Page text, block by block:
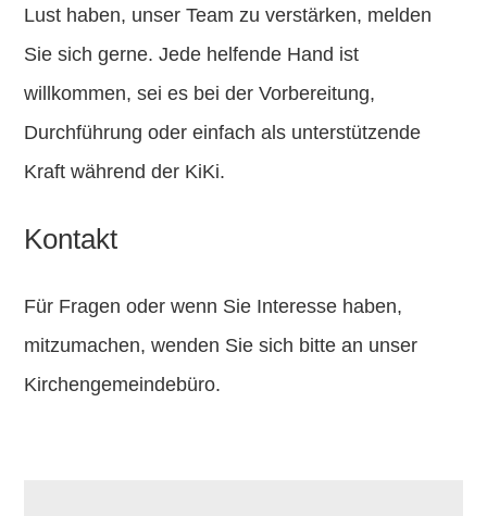
Lust haben, unser Team zu verstärken, melden
Sie sich gerne. Jede helfende Hand ist
willkommen, sei es bei der Vorbereitung,
Durchführung oder einfach als unterstützende
Kraft während der KiKi.
Kontakt
Für Fragen oder wenn Sie Interesse haben,
mitzumachen, wenden Sie sich bitte an unser
Kirchengemeindebüro.